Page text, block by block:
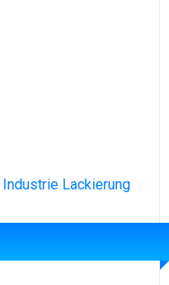
Industrie Lackierung